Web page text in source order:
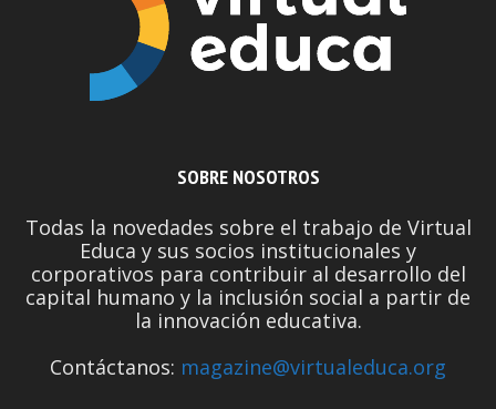
SOBRE NOSOTROS
Todas la novedades sobre el trabajo de Virtual
Educa y sus socios institucionales y
corporativos para contribuir al desarrollo del
capital humano y la inclusión social a partir de
la innovación educativa.
Contáctanos: magazine@virtualeduca.org